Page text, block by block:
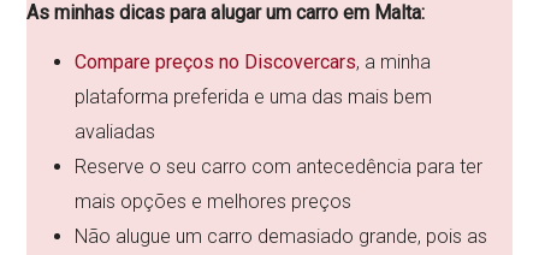
As minhas dicas para alugar um carro em Malta:
Compare preços no Discovercars, a minha
plataforma preferida e uma das mais bem
avaliadas
Reserve o seu carro com antecedência para ter
mais opções e melhores preços
Não alugue um carro demasiado grande, pois as